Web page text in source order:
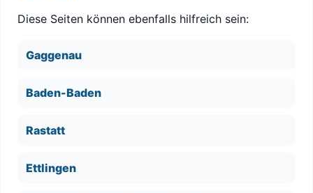
Diese Seiten können ebenfalls hilfreich sein:
Gaggenau
Baden-Baden
Rastatt
Ettlingen